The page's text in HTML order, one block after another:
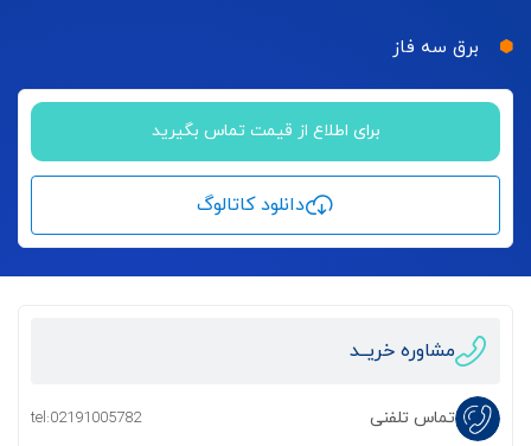
برق سه فاز
برای اطلاع از قیمت تماس بگیرید
دانلود کاتالوگ
مشاوره خریــد
تماس تلفنی tel:02191005782